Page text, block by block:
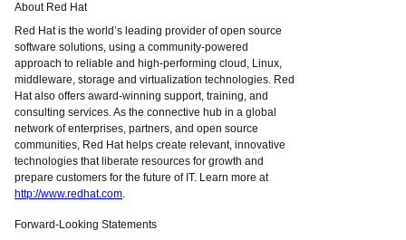
About Red Hat
Red Hat is the world’s leading provider of open source
software solutions, using a community-powered
approach to reliable and high-performing cloud, Linux,
middleware, storage and virtualization technologies. Red
Hat also offers award-winning support, training, and
consulting services. As the connective hub in a global
network of enterprises, partners, and open source
communities, Red Hat helps create relevant, innovative
technologies that liberate resources for growth and
prepare customers for the future of IT. Learn more at
http://www.redhat.com.
Forward-Looking Statements